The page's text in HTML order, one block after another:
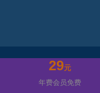
29元
年费会员免费